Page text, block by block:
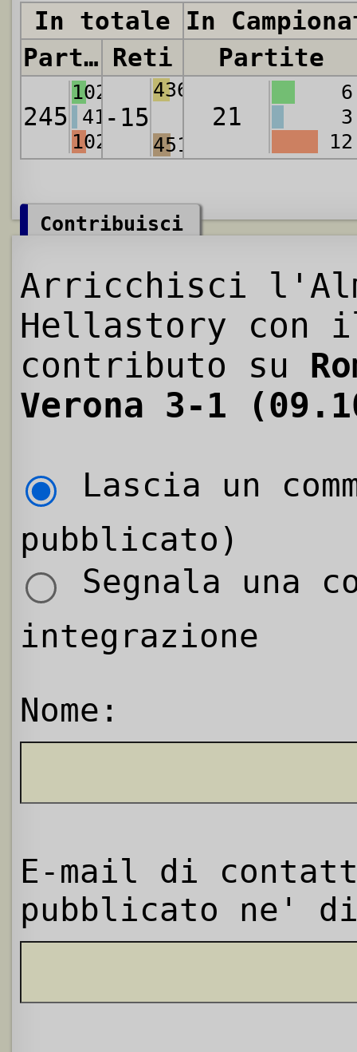
In totale
In
Partite Reti Partite
245
102
41
102
-15
436
451
21
6
3
12
Contribuisci
Arricchisci
Hellastory con
contributo su
Verona 3-1
Lascia un
pubblicato)
Segnala una
integrazione
Nome:
E-mail di
pubblicato ne'